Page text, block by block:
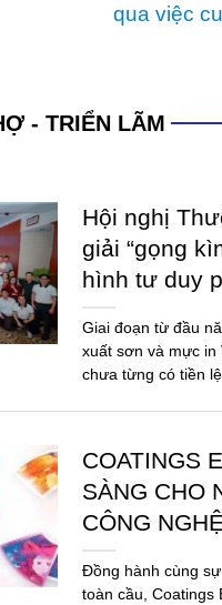
qua việc
- TRIỂN LÃM
Hội nghị
giải “gọng
hình tư duy
Giai đoạn từ đầu
xuất sơn và mực in
chưa từng có tiền
COATINGS
SÀNG CHO
CÔNG
Đồng hành cùng
toàn cầu, Coatings